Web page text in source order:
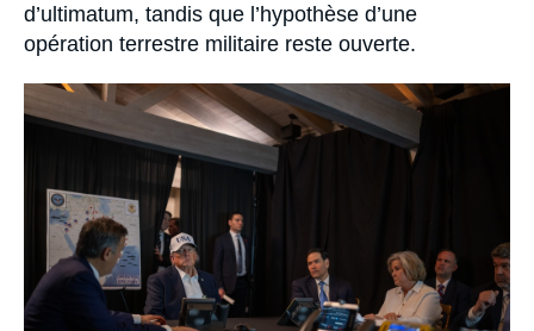
d’ultimatum, tandis que l’hypothèse d’une
opération terrestre militaire reste ouverte.
Image
principale
médiatique